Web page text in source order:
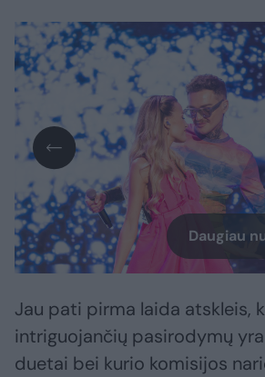
Daugiau
Jau pati pirma laida atskleis,
intriguojančių pasirodymų
duetai bei kurio komisijos